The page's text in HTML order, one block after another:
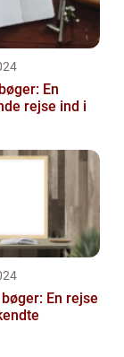
En
rejse ind i
En rejse